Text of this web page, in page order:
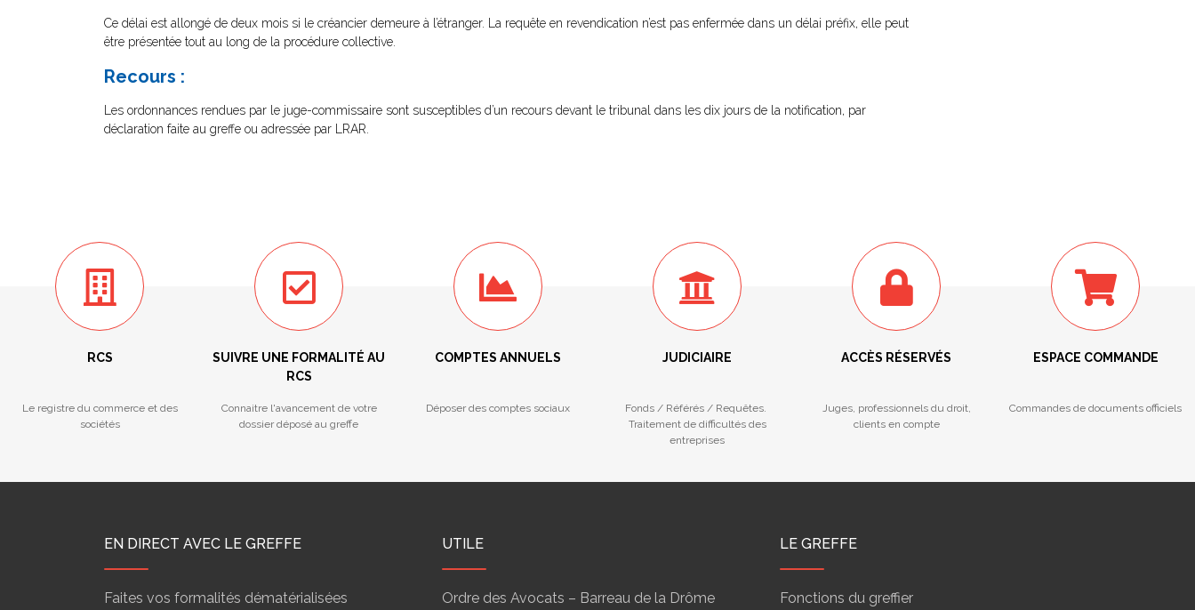
Ce délai est allongé de deux mois si le créancier demeure à l’étranger. La requête en revendication n’est pas enfermée dans un délai préfix, elle peut
être présentée tout au long de la procédure collective.
Recours :
Les ordonnances rendues par le juge-commissaire sont susceptibles d’un recours devant le tribunal dans les dix jours de la notification, par
déclaration faite au greffe ou adressée par LRAR.
RCS
Le registre du commerce et des
sociétés
SUIVRE UNE FORMALITÉ AU
RCS
Connaitre l'avancement de votre
dossier déposé au greffe
COMPTES ANNUELS
Déposer des comptes sociaux
JUDICIAIRE
Fonds / Référés / Requêtes.
Traitement de difficultés des
entreprises
ACCÈS RÉSERVÉS
Juges, professionnels du droit,
clients en compte
ESPACE COMMANDE
Commandes de documents officiels
EN DIRECT AVEC LE GREFFE
Faites vos formalités dématérialisées
UTILE
Ordre des Avocats – Barreau de la Drôme
LE GREFFE
Fonctions du greffier